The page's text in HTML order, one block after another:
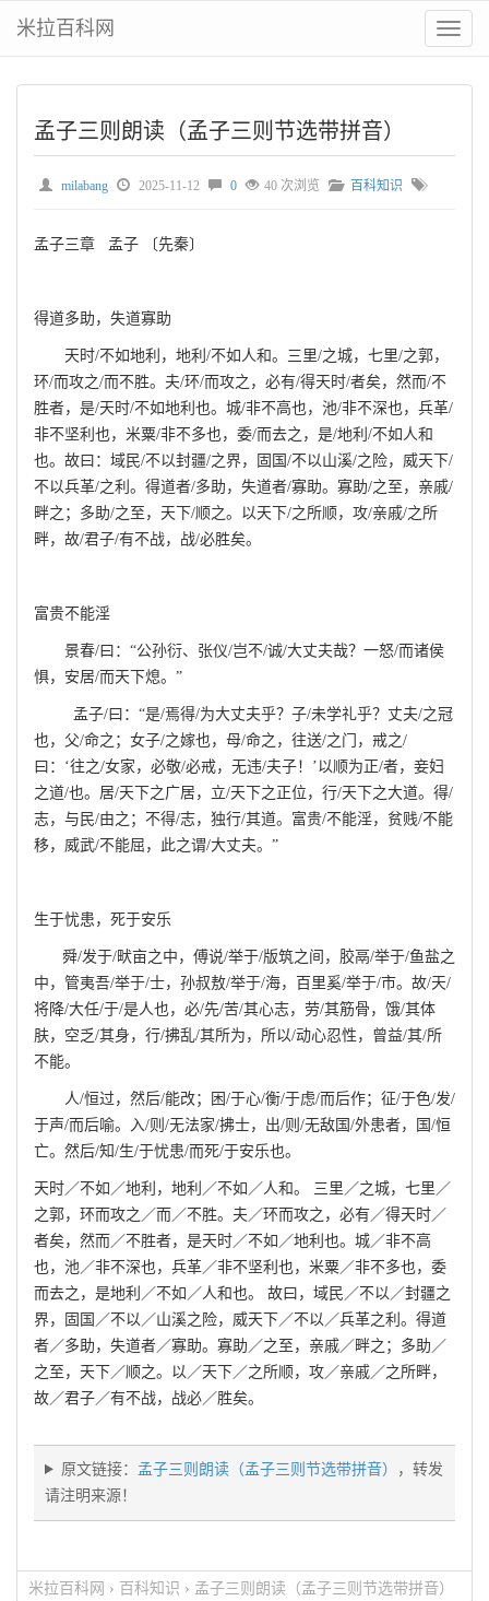
切
换
菜
米拉百科网
孟子三则朗读（孟子三则节选带拼音）
milabang 2025-11-12 0 40 次浏览 百科知识
孟子三章 孟子 〔先秦〕
得道多助，失道寡助
天时/不如地利，地利/不如人和。三里/之城，七里/之郭，
环/而攻之/而不胜。夫/环/而攻之，必有/得天时/者矣，然而/不
胜者，是/天时/不如地利也。城/非不高也，池/非不深也，兵革/
非不坚利也，米粟/非不多也，委/而去之，是/地利/不如人和
也。故曰：域民/不以封疆/之界，固国/不以山溪/之险，威天下/
不以兵革/之利。得道者/多助，失道者/寡助。寡助/之至，亲戚/
畔之；多助/之至，天下/顺之。以天下/之所顺，攻/亲戚/之所
畔，故/君子/有不战，战/必胜矣。
富贵不能淫
景春/曰：“公孙衍、张仪/岂不/诚/大丈夫哉？一怒/而诸侯
惧，安居/而天下熄。”
孟子/曰：“是/焉得/为大丈夫乎？子/未学礼乎？丈夫/之冠
也，父/命之；女子/之嫁也，母/命之，往送/之门，戒之/
曰：‘往之/女家，必敬/必戒，无违/夫子！’以顺为正/者，妾妇
之道/也。居/天下之广居，立/天下之正位，行/天下之大道。得/
志，与民/由之；不得/志，独行/其道。富贵/不能淫，贫贱/不能
移，威武/不能屈，此之谓/大丈夫。”
生于忧患，死于安乐
舜/发于/畎亩之中，傅说/举于/版筑之间，胶鬲/举于/鱼盐之
中，管夷吾/举于/士，孙叔敖/举于/海，百里奚/举于/市。故/天/
将降/大任/于/是人也，必/先/苦/其心志，劳/其筋骨，饿/其体
肤，空乏/其身，行/拂乱/其所为，所以/动心忍性，曾益/其/所
不能。
人/恒过，然后/能改；困/于心/衡/于虑/而后作；征/于色/发/
于声/而后喻。入/则/无法家/拂士，出/则/无敌国/外患者，国/恒
亡。然后/知/生/于忧患/而死/于安乐也。
天时／不如／地利，地利／不如／人和。 三里／之城，七里／
之郭，环而攻之／而／不胜。夫／环而攻之，必有／得天时／
者矣，然而／不胜者，是天时／不如／地利也。城／非不高
也，池／非不深也，兵革／非不坚利也，米粟／非不多也，委
而去之，是地利／不如／人和也。 故曰，域民／不以／封疆之
界，固国／不以／山溪之险，威天下／不以／兵革之利。得道
者／多助，失道者／寡助。寡助／之至，亲戚／畔之；多助／
之至，天下／顺之。以／天下／之所顺，攻／亲戚／之所畔，
故／君子／有不战，战必／胜矣。
原文链接： 孟子三则朗读（孟子三则节选带拼音）
，转发
请注明来源！
米拉百科网 › 百科知识 › 孟子三则朗读（孟子三则节选带拼音）